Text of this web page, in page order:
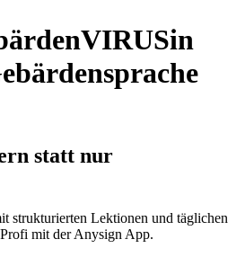
VIRUSin
statt nur
strukturierten Lektionen und täglichen
mit der Anysign App.